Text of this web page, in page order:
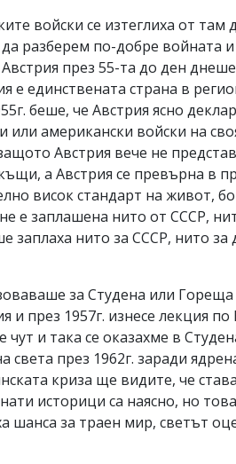
войски се изтеглиха от там
разберем по-добре войната
през 55-та до ден
е единствената страна в
беше, че Австрия ясно
или американски войски на
Австрия вече не
а Австрия се превърна в
висок стандарт на живот,
е заплашена нито от СССР,
заплаха нито за СССР, нито за
за Студена или
и през 1957г. изнесе лекция
и така се оказахме в
през 1962г. заради
криза ще видите, че
историци са наясно, но
шанса за траен мир, светът